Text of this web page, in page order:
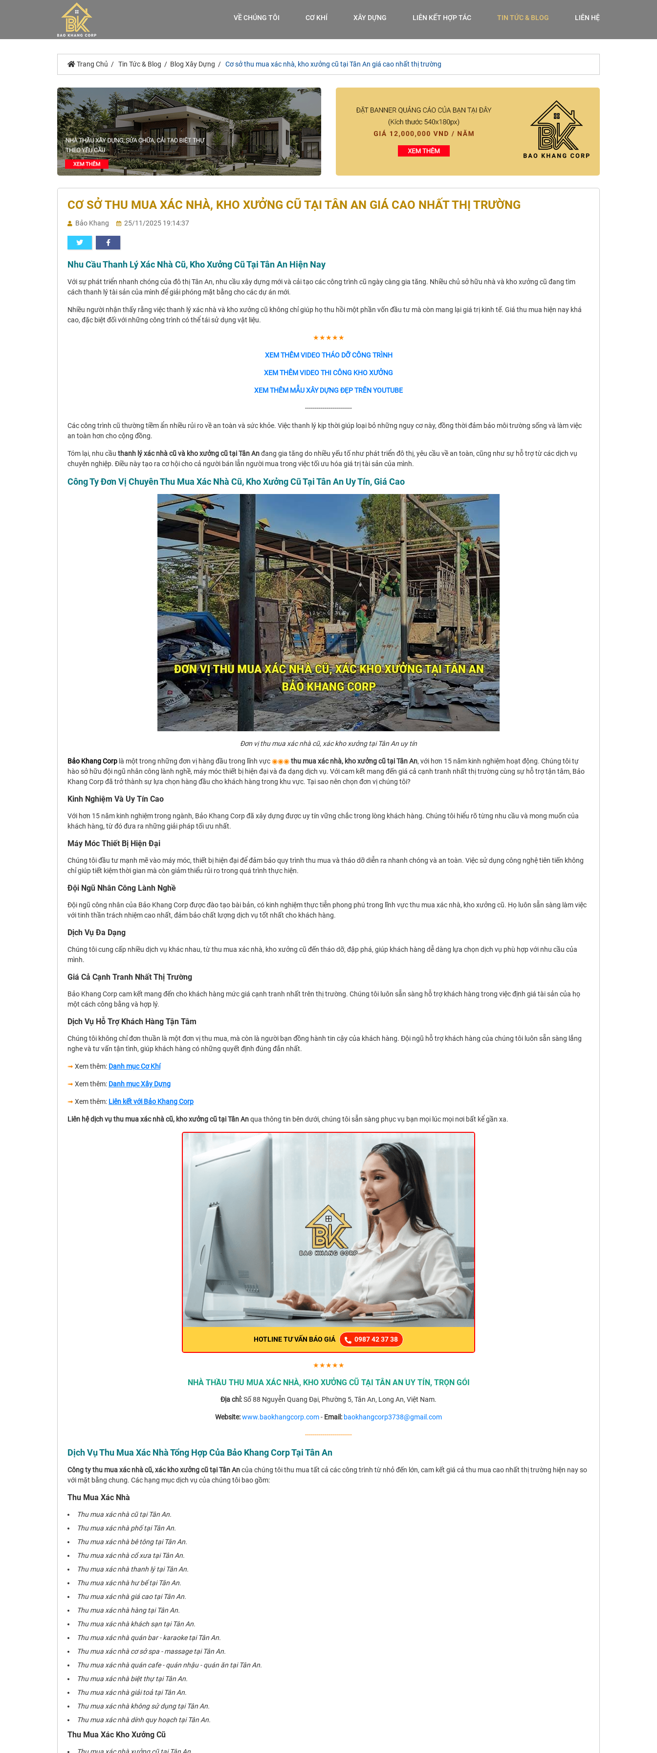
VỀ CHÚNG TÔI CƠ KHÍ XÂY DỰNG LIÊN KẾT HỢP TÁC TIN TỨC & BLOG LIÊN HỆ
Trang Chủ Tin Tức & Blog Blog Xây Dựng Cơ sở thu mua xác nhà, kho xưởng cũ tại Tân An giá cao nhất thị trường
CƠ SỞ THU MUA XÁC NHÀ, KHO XƯỞNG CŨ TẠI TÂN AN GIÁ CAO NHẤT THỊ TRƯỜNG
Bảo Khang 25/11/2025 19:14:37
Nhu Cầu Thanh Lý Xác Nhà Cũ, Kho Xưởng Cũ Tại Tân An Hiện Nay
Với sự phát triển nhanh chóng của đô thị Tân An, nhu cầu xây dựng mới và cải tạo các công trình cũ ngày càng gia tăng. Nhiều chủ sở hữu nhà và kho xưởng cũ đang tìm
cách thanh lý tài sản của mình để giải phóng mặt bằng cho các dự án mới.
Nhiều người nhận thấy rằng việc thanh lý xác nhà và kho xưởng cũ không chỉ giúp họ thu hồi một phần vốn đầu tư mà còn mang lại giá trị kinh tế. Giá thu mua hiện nay khá
cao, đặc biệt đối với những công trình có thể tái sử dụng vật liệu.
★★★★★
XEM THÊM VIDEO THÁO DỠ CÔNG TRÌNH
XEM THÊM VIDEO THI CÔNG KHO XƯỞNG
XEM THÊM MẪU XÂY DỰNG ĐẸP TRÊN YOUTUBE
------------------------
Các công trình cũ thường tiềm ẩn nhiều rủi ro về an toàn và sức khỏe. Việc thanh lý kịp thời giúp loại bỏ những nguy cơ này, đồng thời đảm bảo môi trường sống và làm việc
an toàn hơn cho cộng đồng.
Tóm lại, nhu cầu thanh lý xác nhà cũ và kho xưởng cũ tại Tân Anđang gia tăng do nhiều yếu tố như phát triển đô thị, yêu cầu về an toàn, cũng như sự hỗ trợ từ các dịch vụ
chuyên nghiệp. Điều này tạo ra cơ hội cho cả người bán lẫn người mua trong việc tối ưu hóa giá trị tài sản của mình.
Công Ty Đơn Vị Chuyên Thu Mua Xác Nhà Cũ, Kho Xưởng Cũ Tại Tân An Uy Tín, Giá Cao
Đơn vị thu mua xác nhà cũ, xác kho xưởng tại Tân An uy tín
Bảo Khang Corp là một trong những đơn vị hàng đầu trong lĩnh vực◉◉◉thu mua xác nhà, kho xưởng cũ tại Tân An, với hơn 15 năm kinh nghiệm hoạt động. Chúng tôi tự
hào sở hữu đội ngũ nhân công lành nghề, máy móc thiết bị hiện đại và đa dạng dịch vụ. Với cam kết mang đến giá cả cạnh tranh nhất thị trường cùng sự hỗ trợ tận tâm, Bảo
Khang Corp đã trở thành sự lựa chọn hàng đầu cho khách hàng trong khu vực. Tại sao nên chọn đơn vị chúng tôi?
Kinh Nghiệm Và Uy Tín Cao
Với hơn 15 năm kinh nghiệm trong ngành, Bảo Khang Corp đã xây dựng được uy tín vững chắc trong lòng khách hàng. Chúng tôi hiểu rõ từng nhu cầu và mong muốn của
khách hàng, từ đó đưa ra những giải pháp tối ưu nhất.
Máy Móc Thiết Bị Hiện Đại
Chúng tôi đầu tư mạnh mẽ vào máy móc, thiết bị hiện đại để đảm bảo quy trình thu mua và tháo dỡ diễn ra nhanh chóng và an toàn. Việc sử dụng công nghệ tiên tiến không
chỉ giúp tiết kiệm thời gian mà còn giảm thiểu rủi ro trong quá trình thực hiện.
Đội Ngũ Nhân Công Lành Nghề
Đội ngũ công nhân của Bảo Khang Corp được đào tạo bài bản, có kinh nghiệm thực tiễn phong phú trong lĩnh vực thu mua xác nhà, kho xưởng cũ. Họ luôn sẵn sàng làm việc
với tinh thần trách nhiệm cao nhất, đảm bảo chất lượng dịch vụ tốt nhất cho khách hàng.
Dịch Vụ Đa Dạng
Chúng tôi cung cấp nhiều dịch vụ khác nhau, từ thu mua xác nhà, kho xưởng cũ đến tháo dỡ, đập phá, giúp khách hàng dễ dàng lựa chọn dịch vụ phù hợp với nhu cầu của
mình.
Giá Cả Cạnh Tranh Nhất Thị Trường
Bảo Khang Corp cam kết mang đến cho khách hàng mức giá cạnh tranh nhất trên thị trường. Chúng tôi luôn sẵn sàng hỗ trợ khách hàng trong việc định giá tài sản của họ
một cách công bằng và hợp lý.
Dịch Vụ Hỗ Trợ Khách Hàng Tận Tâm
Chúng tôi không chỉ đơn thuần là một đơn vị thu mua, mà còn là người bạn đồng hành tin cậy của khách hàng. Đội ngũ hỗ trợ khách hàng của chúng tôi luôn sẵn sàng lắng
nghe và tư vấn tận tình, giúp khách hàng có những quyết định đúng đắn nhất.
➟ Xem thêm: Danh mục Cơ Khí
➟ Xem thêm: Danh mục Xây Dựng
➟ Xem thêm: Liên kết với Bảo Khang Corp
Liên hệ dịch vụ thu mua xác nhà cũ, kho xưởng cũ tại Tân Anqua thông tin bên dưới, chúng tôi sẵn sàng phục vụ bạn mọi lúc mọi nơi bất kể gần xa.
HOTLINE TƯ VẤN BÁO GIÁ 0987 42 37 38
★★★★★
NHÀ THẦU THU MUA XÁC NHÀ, KHO XƯỞNG CŨ TẠI TÂN AN UY TÍN, TRỌN GÓI
Địa chỉ:Số 88 Nguyễn Quang Đại, Phường 5, Tân An, Long An, Việt Nam.
Website:www.baokhangcorp.com- Email: baokhangcorp3738@gmail.com
------------------------
Dịch Vụ Thu Mua Xác Nhà Tổng Hợp Của Bảo Khang Corp Tại Tân An
Công ty thu mua xác nhà cũ, xác kho xưởng cũ tại Tân Ancủa chúng tôi thu mua tất cả các công trình từ nhỏ đến lớn, cam kết giá cả thu mua cao nhất thị trường hiện nay so
với mặt bằng chung. Các hạng mục dịch vụ của chúng tôi bao gồm:
Thu Mua Xác Nhà
Thu mua xác nhà cũ tại Tân An.
Thu mua xác nhà phố tại Tân An.
Thu mua xác nhà bê tông tại Tân An.
Thu mua xác nhà cổ xưa tại Tân An.
Thu mua xác nhà thanh lý tại Tân An.
Thu mua xác nhà hư bể tại Tân An.
Thu mua xác nhà giá cao tại Tân An.
Thu mua xác nhà hàng tại Tân An.
Thu mua xác nhà khách sạn tại Tân An.
Thu mua xác nhà quán bar - karaoke tại Tân An.
Thu mua xác nhà cơ sở spa - massage tại Tân An.
Thu mua xác nhà quán cafe - quán nhậu - quán ăn tại Tân An.
Thu mua xác nhà biệt thự tại Tân An.
Thu mua xác nhà giải toả tại Tân An.
Thu mua xác nhà không sử dụng tại Tân An.
Thu mua xác nhà dính quy hoạch tại Tân An.
Thu Mua Xác Kho Xưởng Cũ